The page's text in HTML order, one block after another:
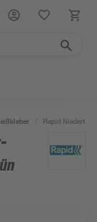
/ Rapid